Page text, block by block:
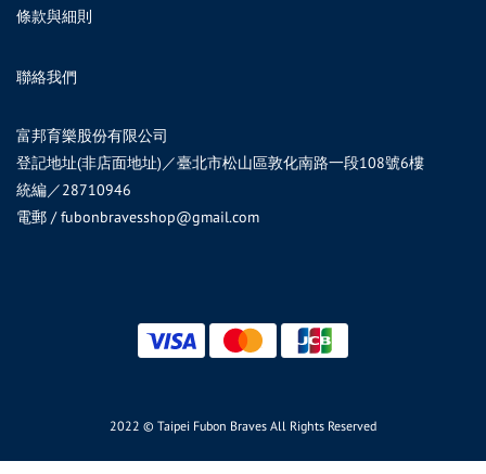
條款與細則
聯絡我們
富邦育樂股份有限公司
登記地址(非店面地址)／臺北市松山區敦化南路一段108號6樓
統編／28710946
電郵 / fubonbravesshop@gmail.com
2022 © Taipei Fubon Braves All Rights Reserved